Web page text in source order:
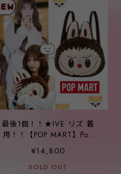
最後1個！！★IVE リズ 着
用！！【POP MART】Pop
Mart Labubu Classic Bag
Series LABUBU Big Head
Backpack
¥14,800
SOLD OUT